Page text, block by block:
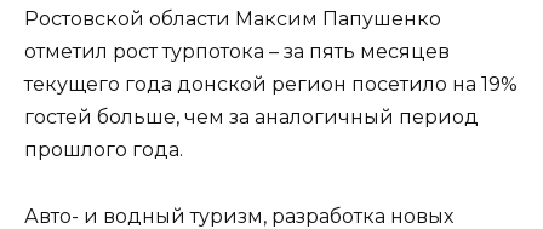
Ростовской области Максим Папушенко
отметил рост турпотока – за пять месяцев
текущего года донской регион посетило на 19%
гостей больше, чем за аналогичный период
прошлого года.
Авто- и водный туризм, разработка новых